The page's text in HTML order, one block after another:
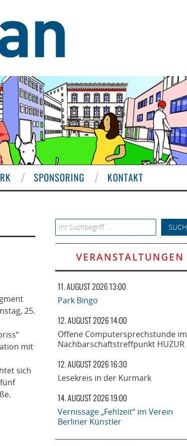
SPONSORING KONTAKT
25.
mit
sich
Search for:
VERANSTALTUNGEN
11. AUGUST 2026 13:00
Park Bingo
12. AUGUST 2026 14:00
Offene Computersprechstunde im
Nachbarschaftstreffpunkt HUZUR
12. AUGUST 2026 16:30
Lesekreis in der Kurmark
14. AUGUST 2026 19:00
Vernissage „Fehlzeit“ im Verein
Berliner Künstler